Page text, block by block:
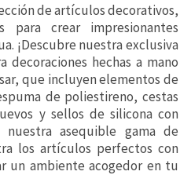
de artículos decorativos,
para crear impresionantes
¡Descubre nuestra exclusiva
hechas a mano
que incluyen elementos de
de poliestireno, cestas
y sellos de silicona con
nuestra asequible gama de
los artículos perfectos con
un ambiente acogedor en tu